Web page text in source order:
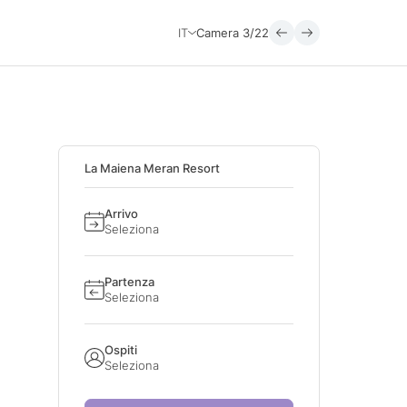
IT Camera 3/22
La Maiena Meran Resort
Arrivo
Seleziona
Partenza
Seleziona
Ospiti
Seleziona